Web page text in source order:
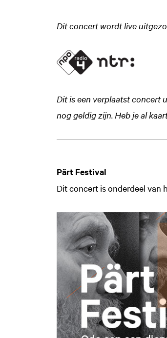
Dit concert wordt live
Dit is een verplaatst concert
nog geldig zijn. Heb je al
Pärt Festival
Dit concert is onderdeel van